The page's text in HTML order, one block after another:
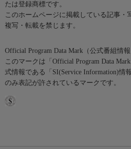
たは登録商標です。
このホームページに掲載している記事・
複写・転載を禁じます。
Official Program Data Mark（公式番組情報
このマークは「Official Program Data
式情報である「SI(Service Information)情
のみ表記が許されているマークです。